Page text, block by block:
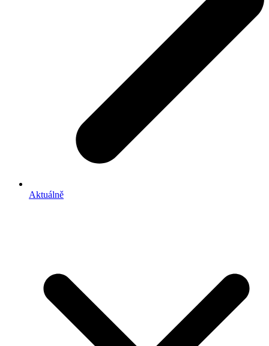
Aktuálně